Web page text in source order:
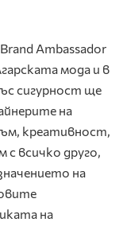
Ambassador
мода и в
сигурност ще
на
креативност,
всичко друго,
на
на